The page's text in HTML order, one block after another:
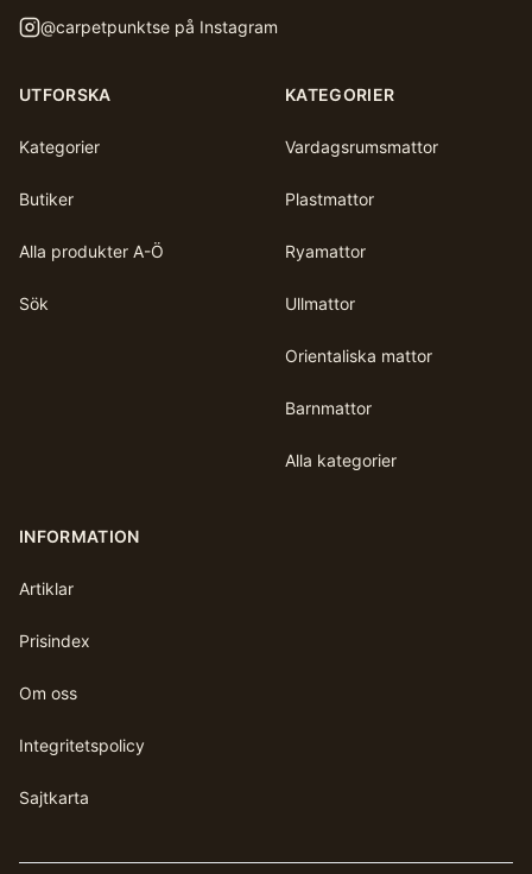
@carpetpunktse på Instagram
UTFORSKA
Kategorier
Butiker
Alla produkter A-Ö
Sök
KATEGORIER
Vardagsrumsmattor
Plastmattor
Ryamattor
Ullmattor
Orientaliska mattor
Barnmattor
Alla kategorier
INFORMATION
Artiklar
Prisindex
Om oss
Integritetspolicy
Sajtkarta